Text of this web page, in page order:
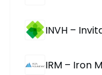
INVH –
IRM – Iron